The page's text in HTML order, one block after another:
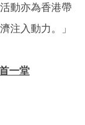
動亦為香港帶
注入動力。」
一堂